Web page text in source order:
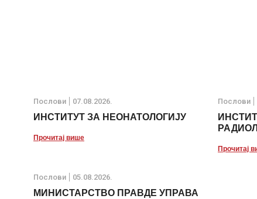
Послови 07.08.2026.
ИНСТИТУТ ЗА НЕОНАТОЛОГИЈУ
Прочитај више
Послови
Прочитај
Послови 05.08.2026.
МИНИСТАРСТВО ПРАВДЕ УПРАВА